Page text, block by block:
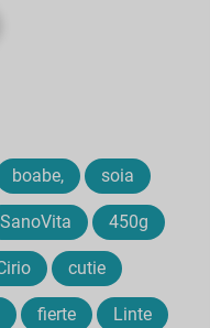
boabe, soia
SanoVita 450g
cutie
fierte Linte